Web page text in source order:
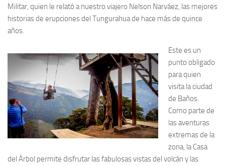
Militar, quien le relató a nuestro viajero Nelson Narváez, las mejores
historias de erupciones del Tungurahua de hace más de quince
años.
Este es un
punto obligado
para quien
visita la ciudad
de Baños.
Como parte de
las aventuras
extremas de la
zona, la Casa
del Árbol permite disfrutar las fabulosas vistas del volcán y las